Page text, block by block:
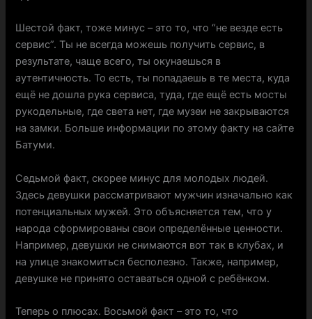
Шестой факт, тоже минус – это то, что “не везде есть
сервис”. Ты не всегда можешь получить сервис, в
результате, чаще всего, ты окунаешься в
аутентичность. То есть, ты попадаешь в те места, куда
ещё не дошла рука сервиса, туда, где ещё есть мосты
рукодельные, где света нет, где музеи не закрываются
на замки. Больше информации по этому факту на сайте
Батуми.
Седьмой факт, скорее минус для молодых людей.
Здесь девушки рассматривают мужчин изначально как
потенциальных мужей. Это объясняется тем, что у
народа сформированы свои определённые ценности.
Например, девушки не снимаются вот так в клубах, и
на улице знакомиться бесполезно. Также, например,
девушке не принято оставаться одной с ребёнком.
Теперь о плюсах. Восьмой факт – это то, что